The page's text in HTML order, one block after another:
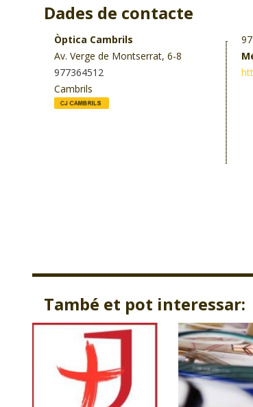
Dades de contacte
Òptica Cambrils
Av. Verge de Montserrat, 6-8
977364512
Cambrils
També et pot interessar: